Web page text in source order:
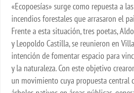
«Ecopoesías» surge como repuesta a
incendios forestales que arrasaron el
Frente a esta situación, tres poetas,
y Leopoldo Castilla, se reunieron en
intención de fomentar espacio para
y la naturaleza. Con este objetivo
un movimiento cuya propuesta central